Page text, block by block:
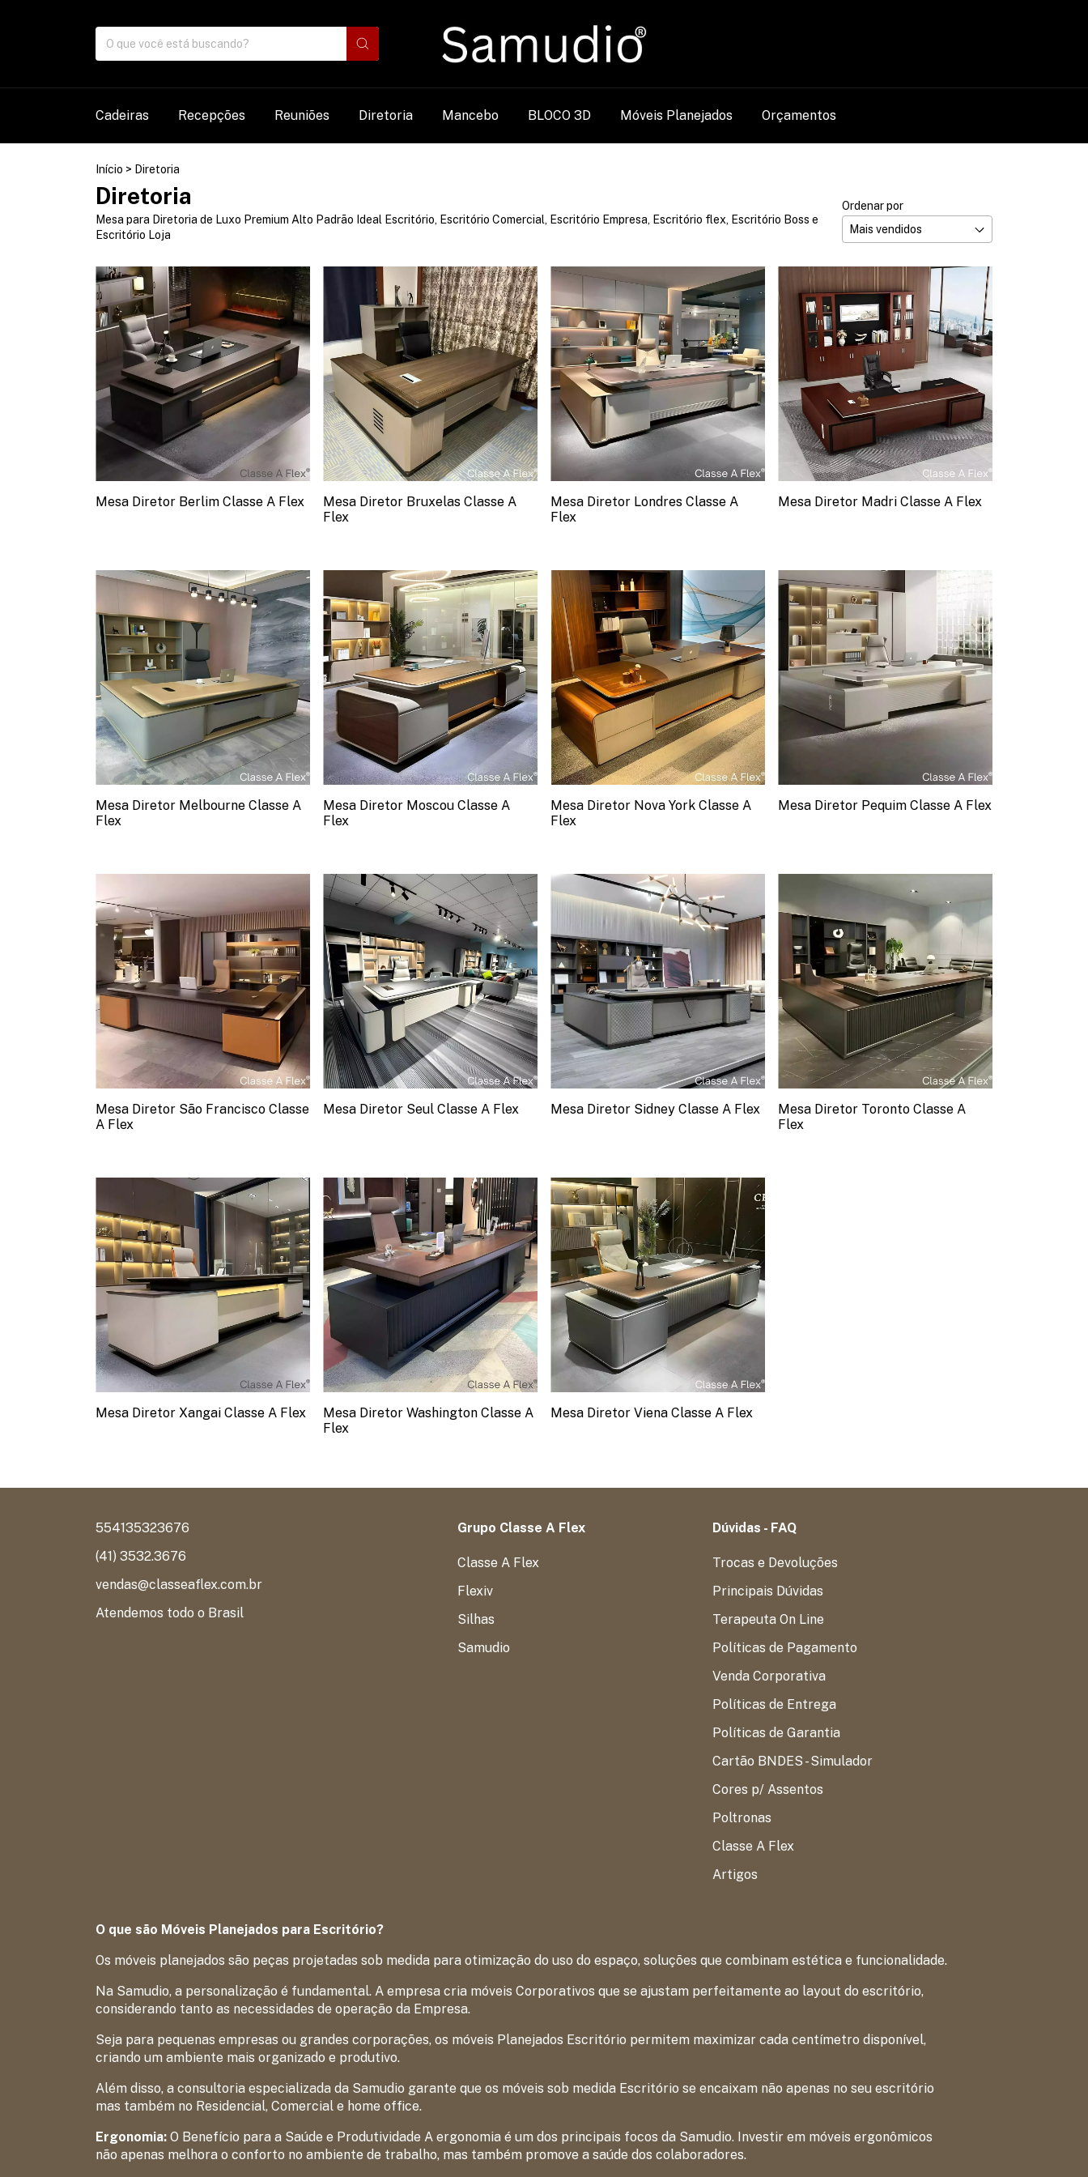
Cadeiras Recepções Reuniões Diretoria Mancebo BLOCO 3D Móveis Planejados Orçamentos
Início > Diretoria
Diretoria
Mesa para Diretoria de Luxo Premium Alto Padrão Ideal Escritório, Escritório Comercial, Escritório Empresa, Escritório flex, Escritório Boss e
Escritório Loja
Ordenar por
Mesa Diretor Berlim Classe A Flex
Mesa Diretor Bruxelas Classe A
Flex
Mesa Diretor Londres Classe A
Flex
Mesa Diretor Madri Classe A Flex
Mesa Diretor Melbourne Classe A
Flex
Mesa Diretor Moscou Classe A
Flex
Mesa Diretor Nova York Classe A
Flex
Mesa Diretor Pequim Classe A Flex
Mesa Diretor São Francisco Classe
A Flex
Mesa Diretor Seul Classe A Flex Mesa Diretor Sidney Classe A Flex
Mesa Diretor Toronto Classe A
Flex
Mesa Diretor Xangai Classe A Flex
Mesa Diretor Washington Classe A
Flex
Mesa Diretor Viena Classe A Flex
554135323676
(41) 3532.3676
vendas@classeaflex.com.br
Atendemos todo o Brasil
Grupo Classe A Flex
Classe A Flex
Flexiv
Silhas
Samudio
Dúvidas - FAQ
Trocas e Devoluções
Principais Dúvidas
Terapeuta On Line
Políticas de Pagamento
Venda Corporativa
Políticas de Entrega
Políticas de Garantia
Cartão BNDES - Simulador
Cores p/ Assentos
Poltronas
Classe A Flex
Artigos
O que são Móveis Planejados para Escritório?
Os móveis planejados são peças projetadas sob medida para otimização do uso do espaço, soluções que combinam estética e funcionalidade.
Na Samudio, a personalização é fundamental. A empresa cria móveis Corporativos que se ajustam perfeitamente ao layout do escritório,
considerando tanto as necessidades de operação da Empresa.
Seja para pequenas empresas ou grandes corporações, os móveis Planejados Escritório permitem maximizar cada centímetro disponível,
criando um ambiente mais organizado e produtivo.
Além disso, a consultoria especializada da Samudio garante que os móveis sob medida Escritório se encaixam não apenas no seu escritório
mas também no Residencial, Comercial e home office.
Ergonomia: O Benefício para a Saúde e Produtividade A ergonomia é um dos principais focos da Samudio. Investir em móveis ergonômicos
não apenas melhora o conforto no ambiente de trabalho, mas também promove a saúde dos colaboradores.